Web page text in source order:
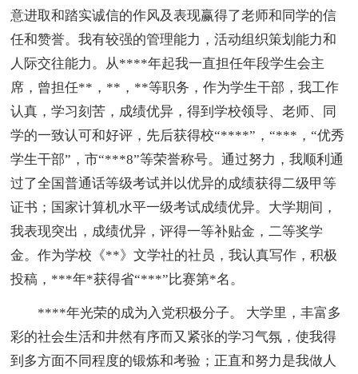
意进取和踏实诚信的作风及表现赢得了老师和同学的信
任和赞誉。我有较强的管理能力，活动组织策划能力和
人际交往能力。从****年起我一直担任年段学生会主
席，曾担任**，**，**等职务，作为学生干部，我工作
认真，学习刻苦，成绩优异，得到学校领导、老师、同
学的一致认可和好评，先后获得校“****”，“***，“优秀
学生干部”，市“***8”等荣誉称号。通过努力，我顺利通
过了全国普通话等级考试并以优异的成绩获得二级甲等
证书；国家计算机水平一级考试成绩优异。大学期间，
我表现突出，成绩优异，评得一等补贴金，二等奖学
金。作为学校《**》文学社的社员，我认真写作，积极
投稿，***年*获得省“***”比赛第*名。
****年光荣的成为入党积极分子。 大学里，丰富多
彩的社会生活和井然有序而又紧张的学习气氛，使我得
到多方面不同程度的锻炼和考验；正直和努力是我做人